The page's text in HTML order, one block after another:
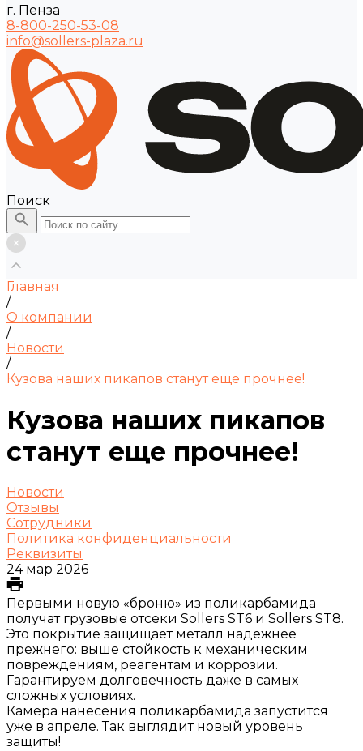
г. Пенза
8-800-250-53-08
info@sollers-plaza.ru
Поиск
Главная
/
О компании
/
Новости
/
Кузова наших пикапов станут еще прочнее!
Кузова наших пикапов
станут еще прочнее!
Новости
Отзывы
Сотрудники
Политика конфиденциальности
Реквизиты
24 мар 2026
Первыми новую «броню» из поликарбамида
получат грузовые отсеки Sollers ST6 и Sollers ST8.
Это покрытие защищает металл надежнее
прежнего: выше стойкость к механическим
повреждениям, реагентам и коррозии.
Гарантируем долговечность даже в самых
сложных условиях.
Камера нанесения поликарбамида запустится
уже в апреле. Так выглядит новый уровень
защиты!